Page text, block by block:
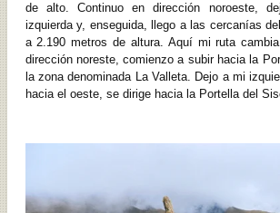
de alto. Continuo en dirección noroeste,
izquierda y, enseguida, llego a las cercanías
a 2.190 metros de altura. Aquí mi ruta
dirección noreste, comienzo a subir hacia la
la zona denominada La Valleta. Dejo a mi
hacia el oeste, se dirige hacia la Portella del